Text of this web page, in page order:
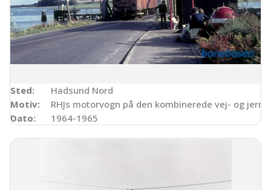
Sted:
Hadsund Nord
Motiv:
RHJs motorvogn på den kombinerede vej- og
Dato:
1964-1965